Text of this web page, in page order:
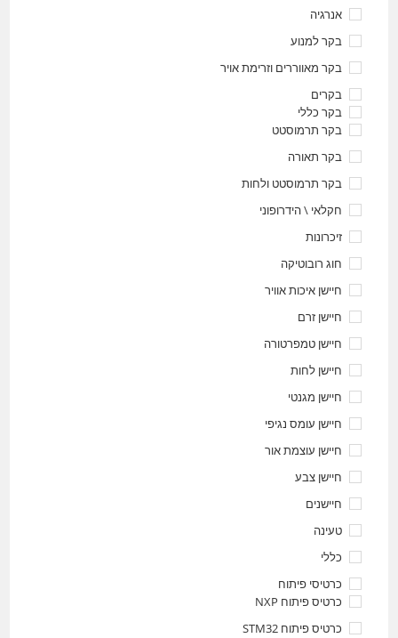
אנרגיה
בקר למנוע
בקר מאווררים וזרימת אויר
בקרים
בקר כללי
בקר תרמוסטט
בקר תאורה
בקר תרמוסטט ולחות
חקלאי \ הידרופוני
זיכרונות
חוג רובוטיקה
חיישן איכות אוויר
חיישן זרם
חיישן טמפרטורה
חיישן לחות
חיישן מגנטי
חיישן עומס נגיפי
חיישן עוצמת אור
חיישן צבע
חיישנים
טעינה
כללי
כרטיסי פיתוח
כרטיס פיתוח NXP
כרטיס פיתוח STM32